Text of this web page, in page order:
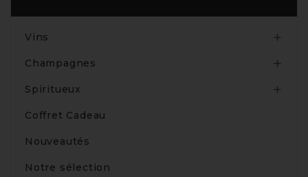
Vins 
Champagnes 
Spiritueux 
Coffret Cadeau
Nouveautés
Notre sélection